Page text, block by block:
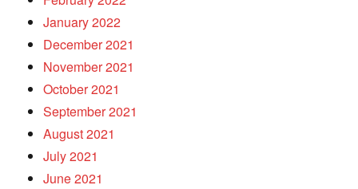
January 2022
December 2021
November 2021
October 2021
September 2021
August 2021
July 2021
June 2021